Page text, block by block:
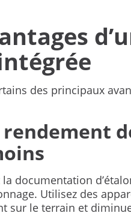
des principaux
documentation
Utilisez des
sur le terrain et